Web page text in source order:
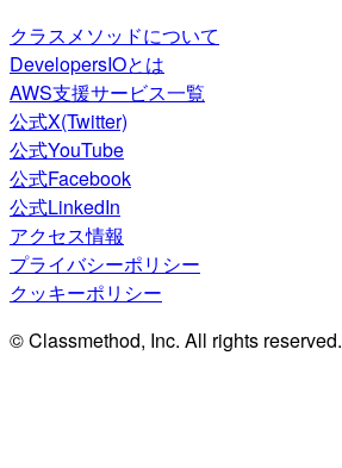
クラスメソッドについて
DevelopersIOとは
AWS支援サービス一覧
公式X(Twitter)
公式YouTube
公式Facebook
公式LinkedIn
アクセス情報
プライバシーポリシー
クッキーポリシー
© Classmethod, Inc. All rights reserved.